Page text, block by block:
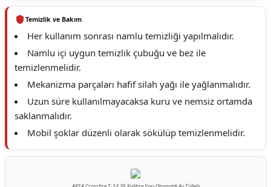
Temizlik ve Bakım
Her kullanım sonrası namlu temizliği yapılmalıdır.
Namlu içi uygun temizlik çubuğu ve bez ile
temizlenmelidir.
Mekanizma parçaları hafif silah yağı ile yağlanmalıdır.
Uzun süre kullanılmayacaksa kuru ve nemsiz ortamda
saklanmalıdır.
Mobil şoklar düzenli olarak sökülüp temizlenmelidir.